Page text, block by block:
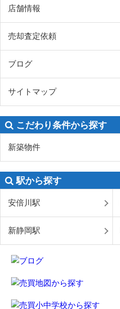
店舗情報
売却査定依頼
ブログ
サイトマップ
こだわり条件から探す
新築物件
駅から探す
安倍川駅
新静岡駅